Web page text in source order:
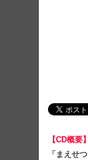
【CD概要】
「まえせ